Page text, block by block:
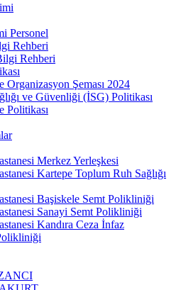
Personel
Rehberi
Rehberi
Organizasyon Şeması 2024
ve Güvenliği (İSG) Politikası
Politikası
Merkez Yerleşkesi
Kartepe Toplum Ruh Sağlığı
Başiskele Semt Polikliniği
Sanayi Semt Polikliniği
Kandıra Ceza İnfaz